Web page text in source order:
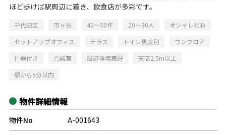
ほど歩けば駅周辺に着き、飲食店が多彩です。
千代田区 市ヶ谷 40～50坪 20～30人
オシャレだね
セットアップオフィス
テラス トイレ男女別
ワンフロア
什器付き
会議室 周辺環境良好
天高2.5m以上
駅から5分以内
物件詳細情報
物件No A-001643